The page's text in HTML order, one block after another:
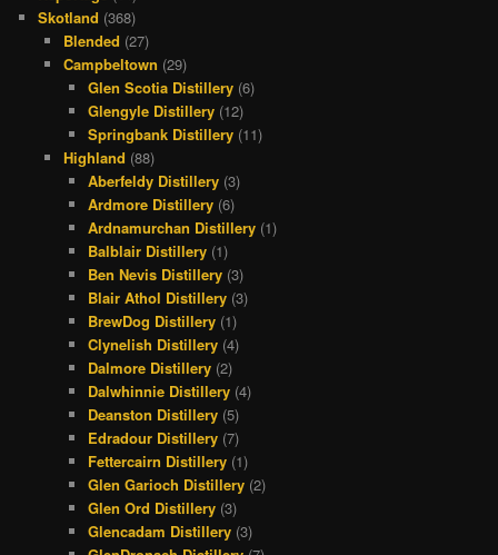
Skotland (368)
Blended (27)
Campbeltown (29)
Glen Scotia Distillery (6)
Glengyle Distillery (12)
Springbank Distillery (11)
Highland (88)
Aberfeldy Distillery (3)
Ardmore Distillery (6)
Ardnamurchan Distillery (1)
Balblair Distillery (1)
Ben Nevis Distillery (3)
Blair Athol Distillery (3)
BrewDog Distillery (1)
Clynelish Distillery (4)
Dalmore Distillery (2)
Dalwhinnie Distillery (4)
Deanston Distillery (5)
Edradour Distillery (7)
Fettercairn Distillery (1)
Glen Garioch Distillery (2)
Glen Ord Distillery (3)
Glencadam Distillery (3)